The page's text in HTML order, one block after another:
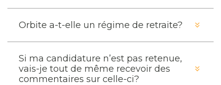
Orbite a-t-elle un régime de retraite?
Si ma candidature n’est pas retenue,
vais-je tout de même recevoir des
commentaires sur celle-ci?